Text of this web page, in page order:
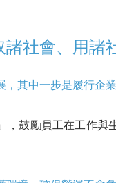
社會、用諸
其中一步是履行企業
」，鼓勵員工在工作與